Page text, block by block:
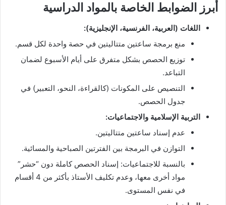
أبرز الضوابط الخاصة بالمواد الدراسية
اللغات (العربية، الفرنسية، الإنجليزية):
منع برمجة ساعتين متتاليتين في حصة واحدة لكل قسم.
توزيع الحصص بشكل متفرق على أيام الأسبوع لضمان
التباعد.
التنصيص على المكونات (كالقراءة، النحو، التعبير) في
جدول الحصص.
التربية الإسلامية والاجتماعيات:
عدم إسناد ساعتين متتاليتين.
التوازن في البرمجة بين الفترتين الصباحية والمسائية.
بالنسبة للاجتماعيات: إسناد الحصص كاملة دون “حشر”
مواد أخرى معها، وعدم تكليف الأستاذ بأكثر من 4 أقسام
في نفس المستوى.